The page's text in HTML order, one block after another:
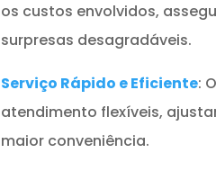
os custos envolvidos,
surpresas desagradáveis.
Serviço Rápido e Eficiente:
atendimento flexíveis,
maior conveniência.